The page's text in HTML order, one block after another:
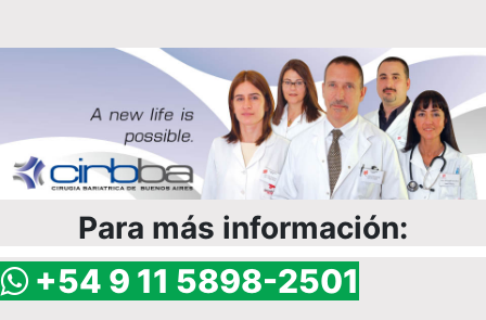
Para más información:
+54 9 11 5898-2501